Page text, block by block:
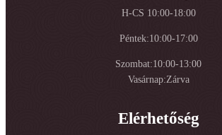
H-CS 10:00-18:00
Péntek:10:00-17:00
Szombat:10:00-13:00
Vasárnap:Zárva
Elérhetőség